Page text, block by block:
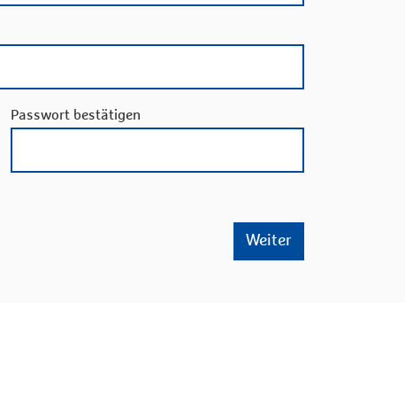
Passwort bestätigen
Weiter